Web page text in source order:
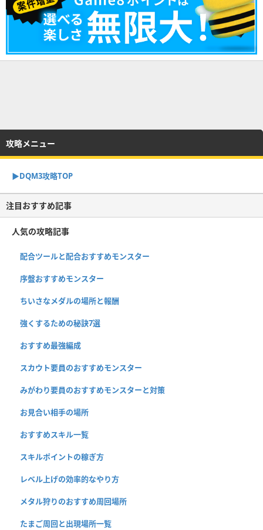
攻略メニュー
▶︎DQM3攻略TOP
注目おすすめ記事
人気の攻略記事
配合ツールと配合おすすめモンスター
序盤おすすめモンスター
ちいさなメダルの場所と報酬
強くするための秘訣7選
おすすめ最強編成
スカウト要員のおすすめモンスター
みがわり要員のおすすめモンスターと対策
お見合い相手の場所
おすすめスキル一覧
スキルポイントの稼ぎ方
レベル上げの効率的なやり方
メタル狩りのおすすめ周回場所
たまご周回と出現場所一覧